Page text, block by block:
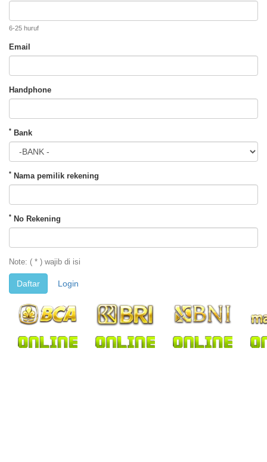
6-25 huruf
Email
Handphone
* Bank
* Nama pemilik rekening
* No Rekening
Note: ( * ) wajib di isi
Daftar Login